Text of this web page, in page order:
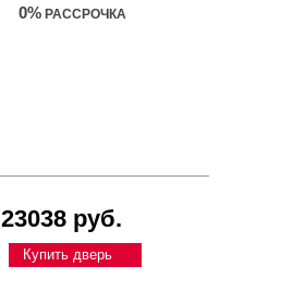
0% РАССРОЧКА
23038 руб.
Купить дверь